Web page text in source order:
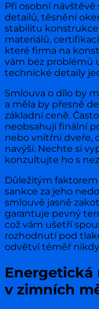
Při osobní
detailů, těsnění
stabilitu konstrukce
materiálů,
které firma na
vám bez problémů
technické detaily
Smlouva o dílo by
a měla by přesně
základní ceně.
neobsahují finální
nebo vnitřní dveře,
navýší. Nechte si
konzultujte ho s
Důležitým
sankce za jeho
smlouvě jasně
garantuje pevný
což vám ušetří
rozhodnutí pod
odvětví téměř
Energetická
v zimních